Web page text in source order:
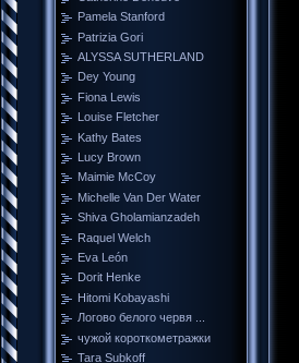
Pamela Stanford
Patrizia Gori
ALYSSA SUTHERLAND
Dey Young
Fiona Lewis
Louise Fletcher
Kathy Bates
Lucy Brown
Maimie McCoy
Michelle Van Der Water
Shiva Gholamianzadeh
Raquel Welch
Eva León
Dorit Henke
Hitomi Kobayashi
Логово белого червя ...
чужой короткометражки
Tara Subkoff